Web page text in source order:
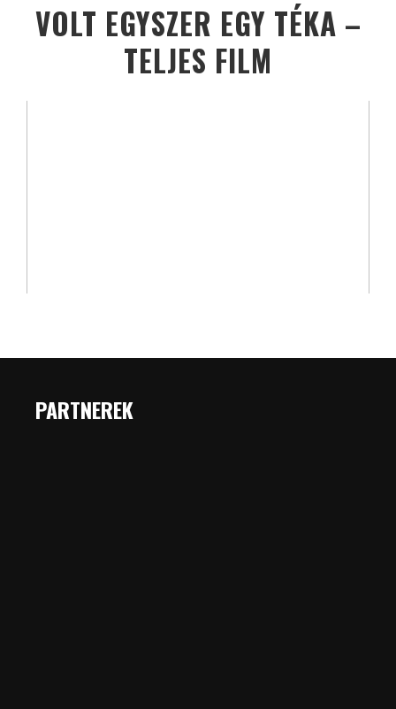
VOLT EGYSZER EGY TÉKA –
TELJES FILM
PARTNEREK